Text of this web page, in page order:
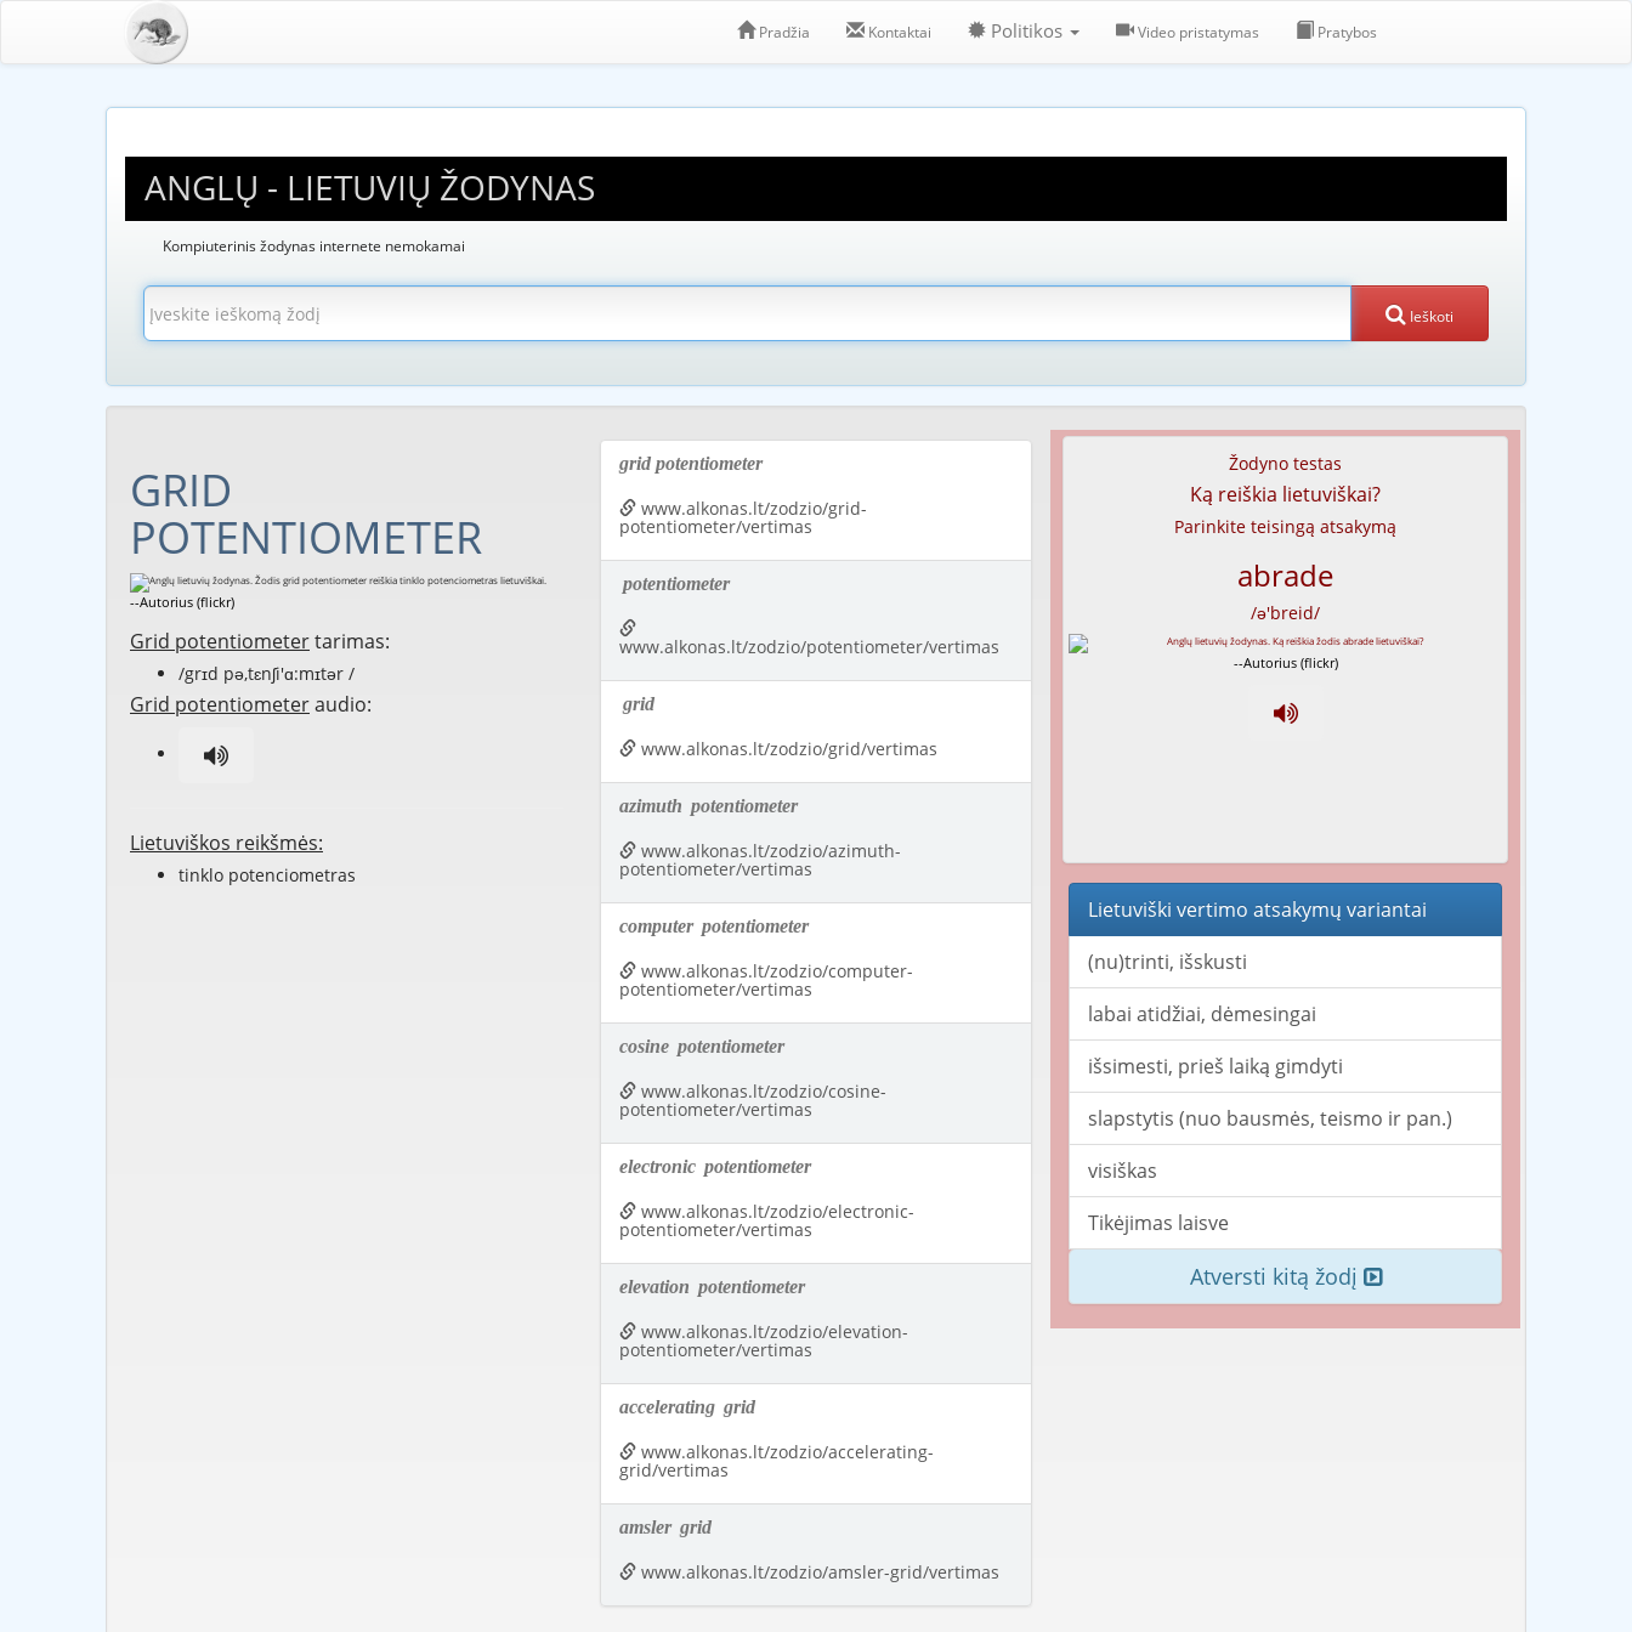
Pradžia Kontaktai Politikos Video pristatymas Pratybos
ANGLŲ - LIETUVIŲ ŽODYNAS
Kompiuterinis žodynas internete nemokamai
Ieškoti
GRID
POTENTIOMETER
--Autorius (flickr)
Grid potentiometertarimas:
/grɪd pə,tɛnʃi'ɑ:mɪtər /
Grid potentiometeraudio:
Lietuviškos reikšmės:
tinklo potenciometras
grid potentiometer
www.alkonas.lt/zodzio/grid-
potentiometer/vertimas
potentiometer
www.alkonas.lt/zodzio/potentiometer/vertimas
grid
www.alkonas.lt/zodzio/grid/vertimas
azimuth potentiometer
www.alkonas.lt/zodzio/azimuth-
potentiometer/vertimas
computer potentiometer
www.alkonas.lt/zodzio/computer-
potentiometer/vertimas
cosine potentiometer
www.alkonas.lt/zodzio/cosine-
potentiometer/vertimas
electronic potentiometer
www.alkonas.lt/zodzio/electronic-
potentiometer/vertimas
elevation potentiometer
www.alkonas.lt/zodzio/elevation-
potentiometer/vertimas
accelerating grid
www.alkonas.lt/zodzio/accelerating-
grid/vertimas
amsler grid
www.alkonas.lt/zodzio/amsler-grid/vertimas
Žodyno testas
Ką reiškia lietuviškai?
Parinkite teisingą atsakymą
abrade
/ə'breid/
--Autorius (flickr)
Lietuviški vertimo atsakymų variantai
(nu)trinti, išskusti
labai atidžiai, dėmesingai
išsimesti, prieš laiką gimdyti
slapstytis (nuo bausmės, teismo ir pan.)
visiškas
Tikėjimas laisve
Atversti kitą žodį